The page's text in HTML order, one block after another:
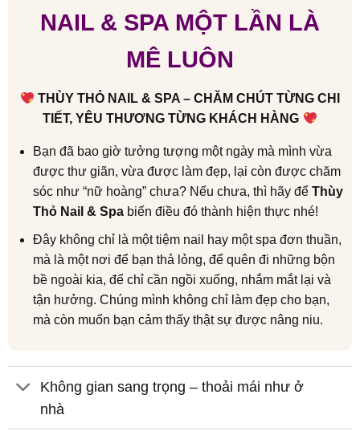
NAIL & SPA MỘT LẦN LÀ
MÊ LUÔN
THÙY THỎ NAIL & SPA – CHĂM CHÚT TỪNG CHI
TIẾT, YÊU THƯƠNG TỪNG KHÁCH HÀNG
Bạn đã bao giờ tưởng tượng một ngày mà mình vừa
được thư giãn, vừa được làm đẹp, lại còn được chăm
sóc như “nữ hoàng” chưa? Nếu chưa, thì hãy để Thùy
Thỏ Nail & Spabiến điều đó thành hiện thực nhé!
Đây không chỉ là một tiệm nail hay một spa đơn thuần,
mà là một nơi để bạn thả lỏng, để quên đi những bộn
bề ngoài kia, để chỉ cần ngồi xuống, nhắm mắt lại và
tận hưởng. Chúng mình không chỉ làm đẹp cho bạn,
mà còn muốn bạn cảm thấy thật sự được nâng niu.
Không gian sang trọng – thoải mái như ở
nhà